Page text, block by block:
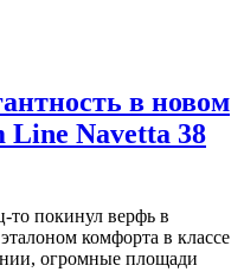
в новом
Line Navetta 38
то покинул верфь в
комфорта в классе
огромные площади